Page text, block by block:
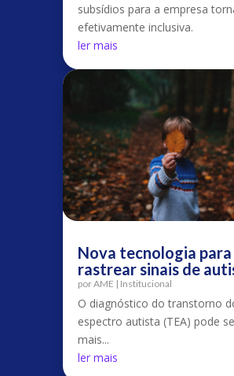
subsídios para a empresa
efetivamente inclusiva.
ler mais
Nova tecnologia para
rastrear sinais de
porAME | Institucional
O diagnóstico do transtorno
espectro autista (TEA) pode
mais...
ler mais